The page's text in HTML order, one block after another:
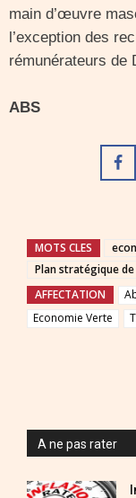
main d’œuvre
l’exception des
rémunérateurs de
ABS
MOTS CLES
Plan stratégique
AFFECTATION
Economie Verte
A ne pas rater